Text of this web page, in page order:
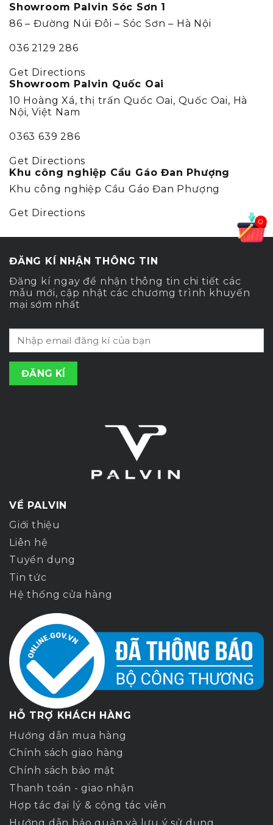
Showroom Palvin Sóc Sơn 1
86 – Đường Núi Đôi – Sóc Sơn – Hà Nội
036 2129 286
Get Directions
Showroom Palvin Quốc Oai
10 Hoàng Xá, thị trấn Quốc Oai, Quốc Oai, Hà
Nội, Việt Nam
0363 639 286
Get Directions
Khu công nghiệp Cầu Gáo Đan Phượng
Khu công nghiệp Cầu Gáo Đan Phượng
Get Directions
ĐĂNG KÍ NHẬN THÔNG TIN
Đăng kí ngay để nhận thông tin chi tiết các
mẫu mới, cập nhật các chươmg trình khuyến
mại sớm nhất
VỀ PALVIN
Giới thiệu
Liên hệ
Tuyển dụng
Tin tức
Hệ thống cửa hàng
HỖ TRỢ KHÁCH HÀNG
Hướng dẫn mua hàng
Chính sách giao hàng
Chính sách bảo mật
Thanh toán - giao nhận
Hợp tác đại lý & cộng tác viên
0